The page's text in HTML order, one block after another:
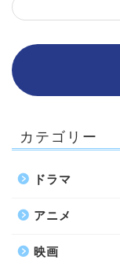
カテゴリー
ドラマ
アニメ
映画